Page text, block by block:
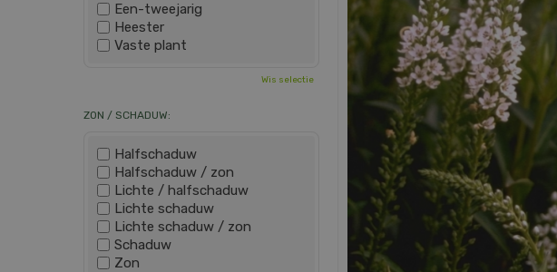
Een-tweejarig
Heester
Vaste plant
Wis selectie
ZON / SCHADUW:
Halfschaduw
Halfschaduw / zon
Lichte / halfschaduw
Lichte schaduw
Lichte schaduw / zon
Schaduw
Zon